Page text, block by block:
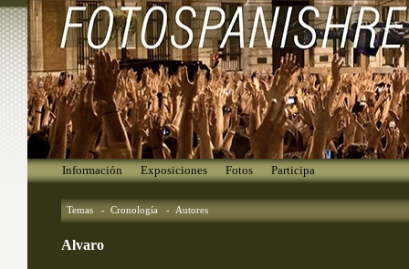
Información Exposiciones Fotos Participa
Temas - Cronología - Autores
Alvaro